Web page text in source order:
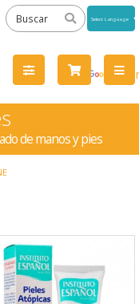
by
de manos y pies